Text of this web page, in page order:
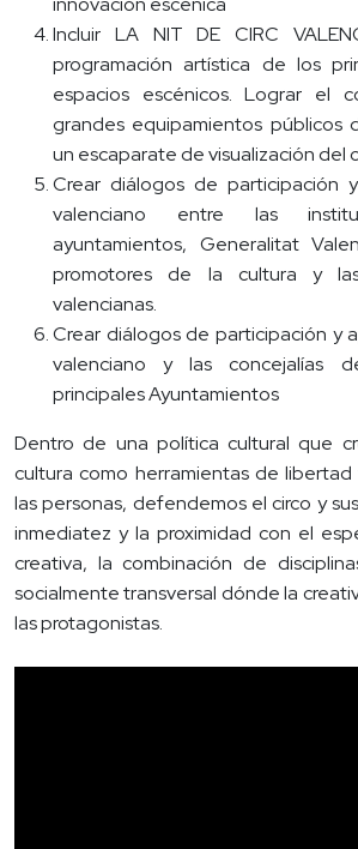
Incluir LA NIT DE CIRC
programación artística de los
espacios escénicos. Lograr el
grandes equipamientos públicos
un escaparate de visualización del
Crear diálogos de participación
valenciano entre las
ayuntamientos, Generalitat
promotores de la cultura y
valencianas.
Crear diálogos de participación y
valenciano y las concejalías
principales Ayuntamientos
Dentro de una política cultural que
cultura como herramientas de
las personas, defendemos el circo y
inmediatez y la proximidad con el
creativa, la combinación de
socialmente transversal dónde la
las protagonistas.